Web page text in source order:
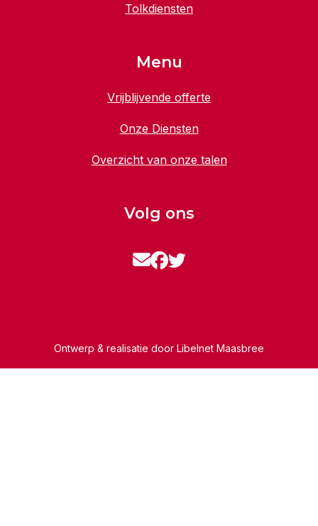
Tolkdiensten
Menu
Vrijblijvende offerte
Onze Diensten
Overzicht van onze talen
Volg ons
Ontwerp & realisatie door Libelnet Maasbree